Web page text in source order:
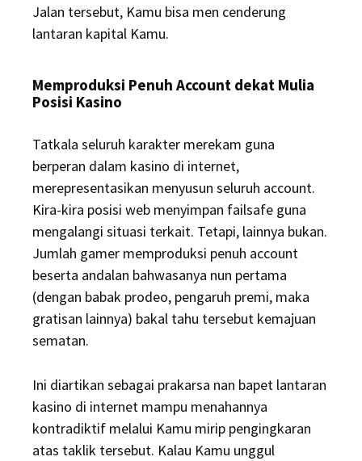
Jalan tersebut, Kamu bisa men cenderung
lantaran kapital Kamu.
Memproduksi Penuh Account dekat Mulia
Posisi Kasino
Tatkala seluruh karakter merekam guna
berperan dalam kasino di internet,
merepresentasikan menyusun seluruh account.
Kira-kira posisi web menyimpan failsafe guna
mengalangi situasi terkait. Tetapi, lainnya bukan.
Jumlah gamer memproduksi penuh account
beserta andalan bahwasanya nun pertama
(dengan babak prodeo, pengaruh premi, maka
gratisan lainnya) bakal tahu tersebut kemajuan
sematan.
Ini diartikan sebagai prakarsa nan bapet lantaran
kasino di internet mampu menahannya
kontradiktif melalui Kamu mirip pengingkaran
atas taklik tersebut. Kalau Kamu unggul